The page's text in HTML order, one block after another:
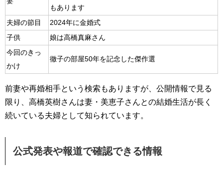
もあります
夫婦の節目
2024年に金婚式
子供
娘は高橋真麻さん
今回のきっ
かけ
徹子の部屋50年を記念した傑作選
前妻や再婚相手という検索もありますが、公開情報で見る
限り、高橋英樹さんは妻・美恵子さんとの結婚生活が長く
続いている夫婦として知られています。
公式発表や報道で確認できる情報